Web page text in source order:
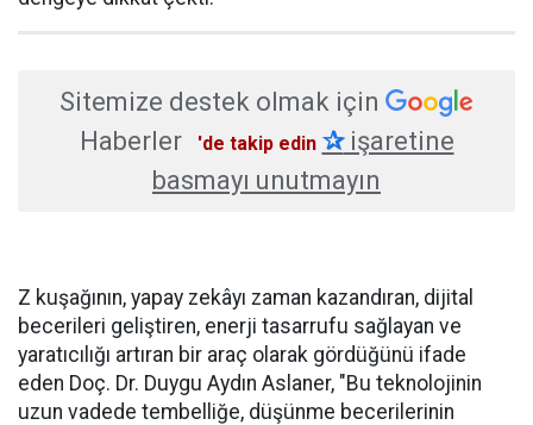
Sitemize destek olmak için
Haberler
'de takip edin ✰işaretine
basmayı unutmayın
Z kuşağının, yapay zekâyı zaman kazandıran, dijital
becerileri geliştiren, enerji tasarrufu sağlayan ve
yaratıcılığı artıran bir araç olarak gördüğünü ifade
eden Doç. Dr. Duygu Aydın Aslaner, "Bu teknolojinin
uzun vadede tembelliğe, düşünme becerilerinin